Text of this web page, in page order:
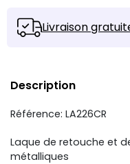
Livraison
Description
Référence: LA226CR
Laque de retouche et
métalliques